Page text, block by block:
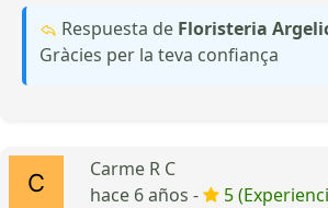
Respuesta de Floristeria
Gràcies per la teva confiança
Carme R C
hace 6 años -
5